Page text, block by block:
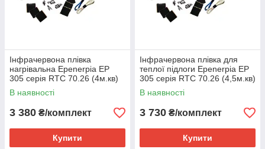
Інфрачервона плівка
нагрівальна Epenerpia EP
305 серія RTC 70.26 (4м.кв)
В наявності
3 380 ₴/комплект
Купити
Інфрачервона плівка для
теплої підлоги Epenerpia EP
305 серія RTC 70.26 (4,5м.кв)
В наявності
3 730 ₴/комплект
Купити